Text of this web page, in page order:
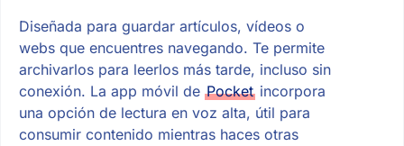
Diseñada para guardar artículos, vídeos o
webs que encuentres navegando. Te permite
archivarlos para leerlos más tarde, incluso sin
conexión. La app móvil de Pocketincorpora
una opción de lectura en voz alta, útil para
consumir contenido mientras haces otras